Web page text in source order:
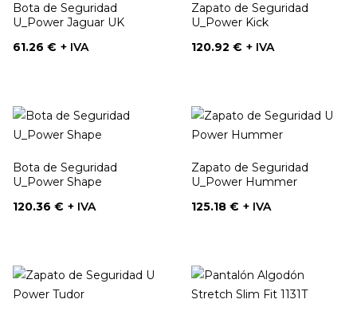
Bota de Seguridad
U_Power Jaguar UK
Precio
61.26 € + IVA
Zapato de Seguridad
U_Power Kick
Precio
120.92 € + IVA
Bota de Seguridad
U_Power Shape
Precio
120.36 € + IVA
Zapato de Seguridad
U_Power Hummer
Precio
125.18 € + IVA